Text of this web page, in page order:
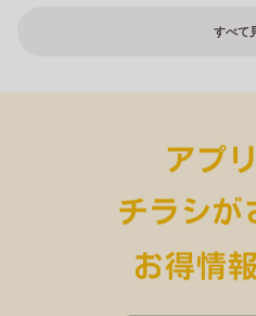
すべて